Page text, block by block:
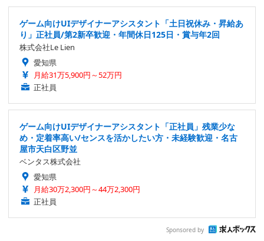
ゲーム向けUIデザイナーアシスタント「土日祝休み・昇給あ
り」正社員/第2新卒歓迎・年間休日125日・賞与年2回
株式会社Le Lien
愛知県
月給31万5,900円～52万円
正社員
ゲーム向けUIデザイナーアシスタント「正社員」残業少な
め・定着率高い/センスを活かしたい方・未経験歓迎・名古
屋市天白区野並
ベンタス株式会社
愛知県
月給30万2,300円～44万2,300円
正社員
Sponsored by